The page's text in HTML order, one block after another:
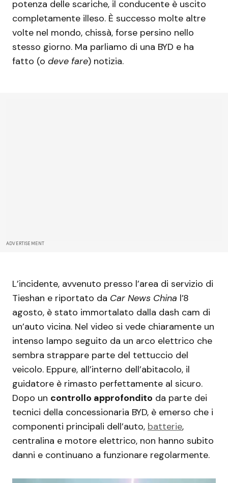
potenza delle scariche, il conducente è uscito
completamente illeso. È successo molte altre
volte nel mondo, chissà, forse persino nello
stesso giorno. Ma parliamo di una BYD e ha
fatto (o deve fare) notizia.
ADVERTISEMENT
L’incidente, avvenuto presso l’area di servizio di
Tieshan e riportato da Car News China l’8
agosto, è stato immortalato dalla dash cam di
un’auto vicina. Nel video si vede chiaramente un
intenso lampo seguito da un arco elettrico che
sembra strappare parte del tettuccio del
veicolo. Eppure, all’interno dell’abitacolo, il
guidatore è rimasto perfettamente al sicuro.
Dopo un controllo approfondito da parte dei
tecnici della concessionaria BYD, è emerso che i
componenti principali dell’auto, batterie,
centralina e motore elettrico, non hanno subito
danni e continuano a funzionare regolarmente.